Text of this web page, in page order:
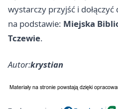
wystarczy przyjść i
na podstawie: Miejska
Tczewie.
Autor:krystian